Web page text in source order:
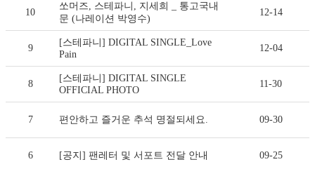
10
쏘머즈, 스테파니, 지세희 _ 통고국내
문 (나레이션 박영수)
12-14
9
[스테파니] DIGITAL SINGLE_Love
Pain
12-04
8
[스테파니] DIGITAL SINGLE
OFFICIAL PHOTO
11-30
7 편안하고 즐거운 추석 명절되세요. 09-30
6 [공지] 팬레터 및 서포트 전달 안내 09-25